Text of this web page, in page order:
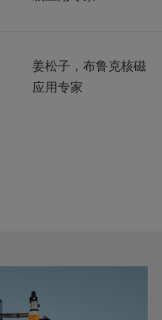
姜松子，布鲁克核磁
应用专家